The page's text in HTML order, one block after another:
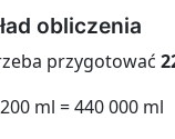
obliczenia
przygotować
ml = 440 000 ml